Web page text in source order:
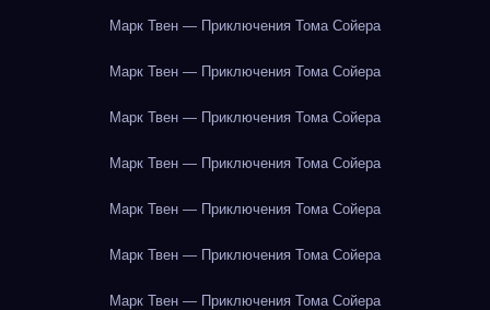
Марк Твен — Приключения Тома Сойера
Марк Твен — Приключения Тома Сойера
Марк Твен — Приключения Тома Сойера
Марк Твен — Приключения Тома Сойера
Марк Твен — Приключения Тома Сойера
Марк Твен — Приключения Тома Сойера
Марк Твен — Приключения Тома Сойера